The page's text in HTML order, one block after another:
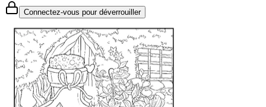
Connectez-vous pour déverrouiller